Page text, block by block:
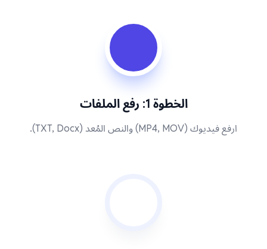
الخطوة 1: رفع الملفات
ارفع فيديوك (MP4, MOV) والنص المُعد (TXT, Docx).